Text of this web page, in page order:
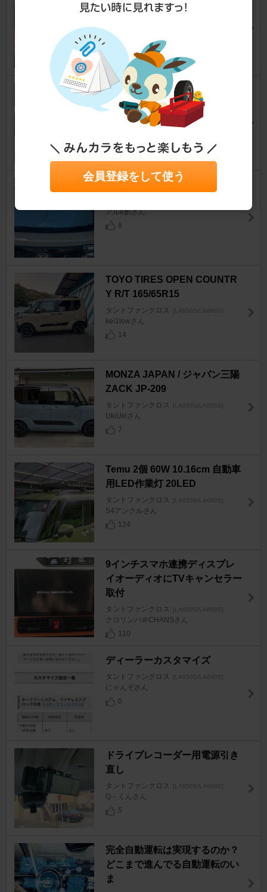
タントファンクロス [LA650S/LA660S]
27
ダイハツ(純正) ドアハンドルプ
ロテクション(カーボン調)
タントファンクロス [LA650S/LA660S]
10
CARTIST サンシェード
アルe創さん
8
TOYO TIRES OPEN COUNTR
Y R/T 165/65R15
タントファンクロス [LA650S/LA660S]
kei1lowさん
14
MONZA JAPAN / ジャパン三陽
ZACK JP-209
タントファンクロス [LA650S/LA660S]
UkiUkiさん
7
Temu 2個 60W 10.16cm 自動車
用LED作業灯 20LED
タントファンクロス [LA650S/LA660S]
S4アンクルさん
124
9インチスマホ連携ディスプレ
イオーディオにTVキャンセラー
取付
タントファンクロス [LA650S/LA660S]
クロリンパ＠CHANSさん
110
ディーラーカスタマイズ
タントファンクロス [LA650S/LA660S]
にゃんぞさん
0
ドライブレコーダー用電源引き
直し
タントファンクロス [LA650S/LA660S]
Q－くんさん
5
完全自動運転は実現するのか？
どこまで進んでる自動運転のい
ま
会員登録をして使う